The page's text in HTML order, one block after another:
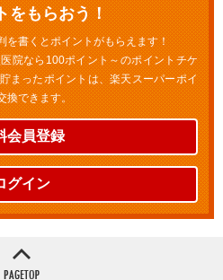
をもらおう！
を書くとポイントがもらえます！
院なら100ポイント～のポイントチケ
まったポイントは、楽天スーパーポイ
換できます。
会員登録
グイン